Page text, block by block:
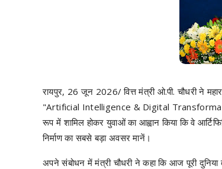
रायपुर, 26 जून 2026/ वित्त मंत्री ओ.पी. चौधरी ने
"Artificial Intelligence & Digital
रूप में शामिल होकर युवाओं का आह्वान किया कि वे
निर्माण का सबसे बड़ा अवसर मानें।
अपने संबोधन में मंत्री चौधरी ने कहा कि आज पूरी